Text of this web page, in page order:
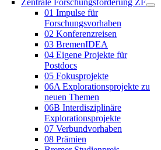
01 Impulse für
Forschungsvorhaben
02 Konferenzreisen
03 BremenIDEA
04 Eigene Projekte für
Postdocs
05 Fokusprojekte
06A Explorationsprojekte zu
neuen Themen
06B Interdisziplinäre
Explorationsprojekte
07 Verbundvorhaben
08 Prämien